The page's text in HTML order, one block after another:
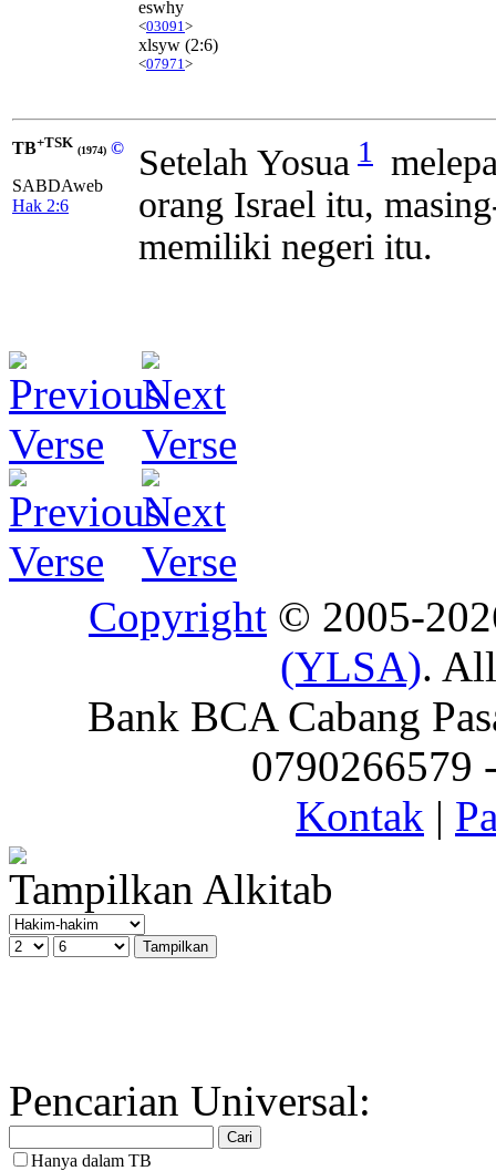
eswhy
<03091 >
xlsyw (2:6)
<07971 >
TB+TSK (1974) ©
SABDAweb
Hak 2:6
Setelah Yosua 1
orang Israel itu,
memiliki negeri itu.
Copyright © 2005-
(YLSA).
Bank BCA Cabang
0790266579
Kontak |
Tampilkan Alkitab
Pencarian Universal:
Hanya dalam TB